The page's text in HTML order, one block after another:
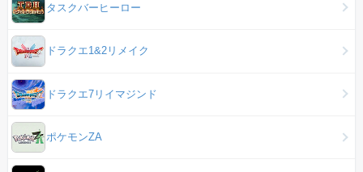
タスクバーヒーロー
ドラクエ1&2リメイク
ドラクエ7リイマジンド
ポケモンZA